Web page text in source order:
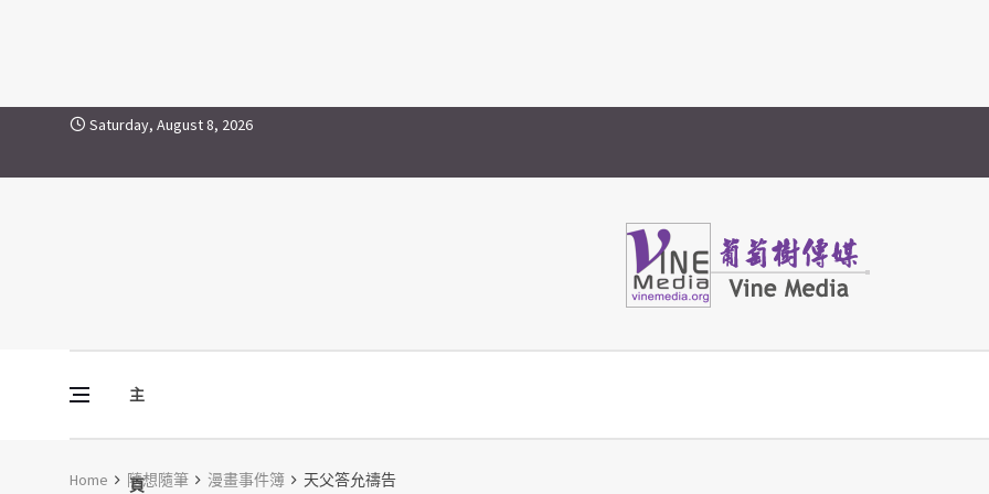
Skip to contentSaturday, August 8, 2026
主
頁
Vine Media
葡萄樹傳媒
Home 隨想隨筆 漫畫事件簿 天父答允禱告